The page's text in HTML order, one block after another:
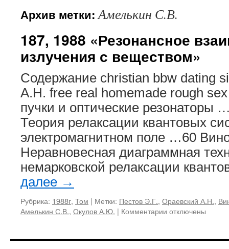
Архив метки:Амелькин С.В.
187, 1988 «Резонансное
излучения с веществом»
Содержание christian bbw dating
А.Н. free real homemade rough
пучки и оптические резонаторы
Теория релаксации квантовых
электромагнитном поле …60
Неравновесная диаграммная
немарковской релаксации
далее →
Рубрика: 1988г, Том | Метки: Пестов Э.Г., Ораевский А.Н.,
Амелькин С.В., Окулов А.Ю. | Комментарии к
1988
отключены